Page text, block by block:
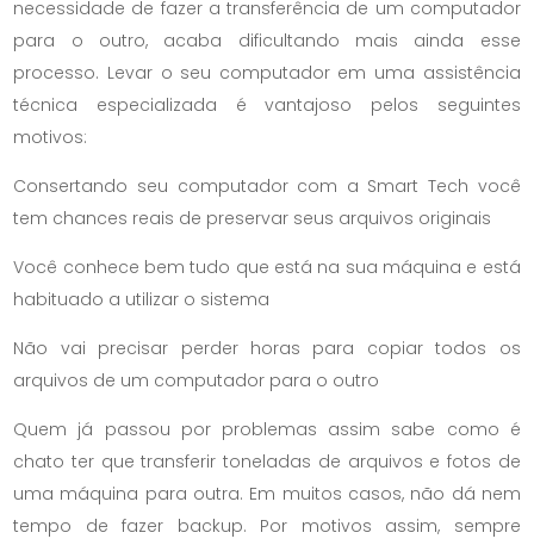
necessidade de fazer a transferência de um computador
para o outro, acaba dificultando mais ainda esse
processo. Levar o seu computador em uma assistência
técnica especializada é vantajoso pelos seguintes
motivos:
Consertando seu computador com a Smart Tech você
tem chances reais de preservar seus arquivos originais
Você conhece bem tudo que está na sua máquina e está
habituado a utilizar o sistema
Não vai precisar perder horas para copiar todos os
arquivos de um computador para o outro
Quem já passou por problemas assim sabe como é
chato ter que transferir toneladas de arquivos e fotos de
uma máquina para outra. Em muitos casos, não dá nem
tempo de fazer backup. Por motivos assim, sempre